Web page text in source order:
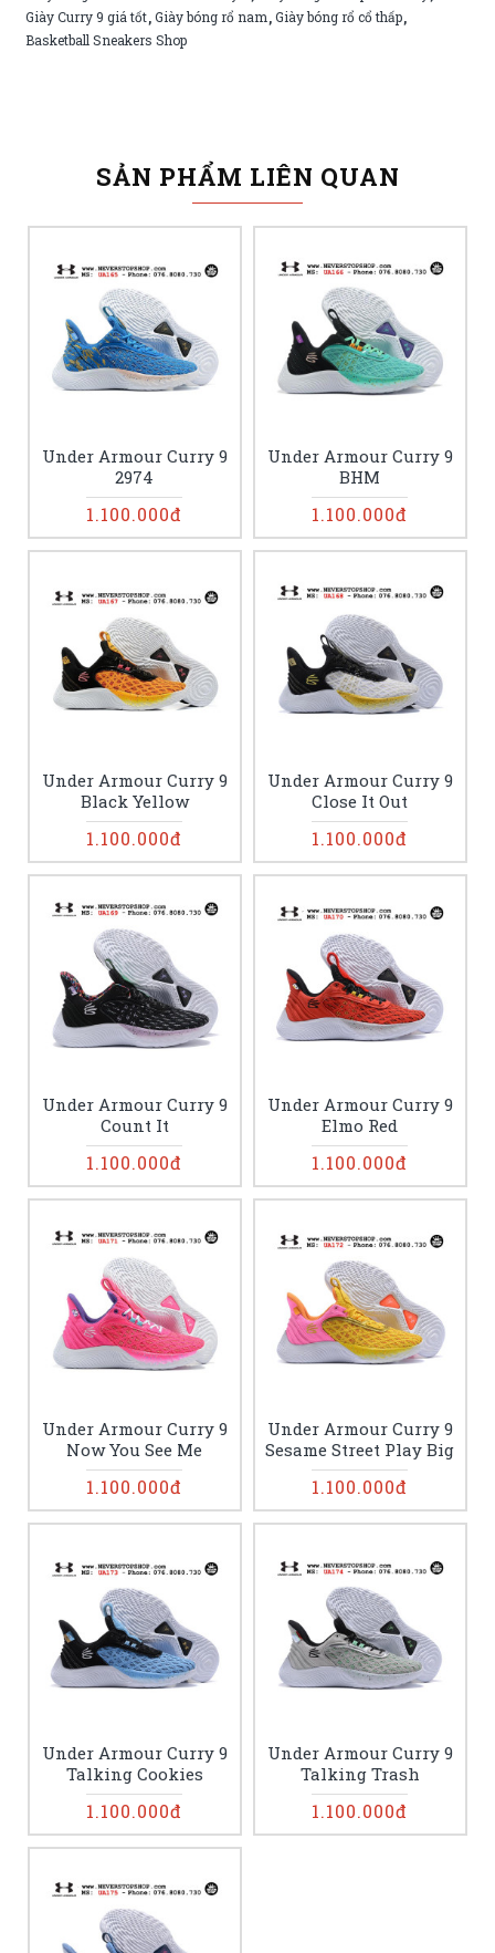
Giày Curry 9 giá tốt,Giày bóng rổ nam,Giày bóng rổ cổ thấp,
Basketball Sneakers Shop
SẢN PHẨM LIÊN QUAN
Under Armour Curry 9
2974
1.100.000đ
Under Armour Curry 9
BHM
1.100.000đ
Under Armour Curry 9
Black Yellow
1.100.000đ
Under Armour Curry 9
Close It Out
1.100.000đ
Under Armour Curry 9
Count It
1.100.000đ
Under Armour Curry 9
Elmo Red
1.100.000đ
Under Armour Curry 9
Now You See Me
1.100.000đ
Under Armour Curry 9
Sesame Street Play Big
1.100.000đ
Under Armour Curry 9
Talking Cookies
1.100.000đ
Under Armour Curry 9
Talking Trash
1.100.000đ